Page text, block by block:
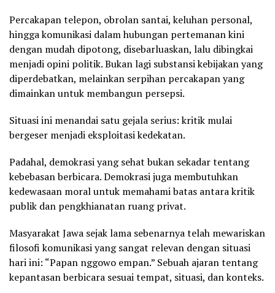
Percakapan telepon, obrolan santai, keluhan personal,
hingga komunikasi dalam hubungan pertemanan kini
dengan mudah dipotong, disebarluaskan, lalu dibingkai
menjadi opini politik. Bukan lagi substansi kebijakan yang
diperdebatkan, melainkan serpihan percakapan yang
dimainkan untuk membangun persepsi.
Situasi ini menandai satu gejala serius: kritik mulai
bergeser menjadi eksploitasi kedekatan.
Padahal, demokrasi yang sehat bukan sekadar tentang
kebebasan berbicara. Demokrasi juga membutuhkan
kedewasaan moral untuk memahami batas antara kritik
publik dan pengkhianatan ruang privat.
Masyarakat Jawa sejak lama sebenarnya telah mewariskan
filosofi komunikasi yang sangat relevan dengan situasi
hari ini: “Papan nggowo empan.” Sebuah ajaran tentang
kepantasan berbicara sesuai tempat, situasi, dan konteks.